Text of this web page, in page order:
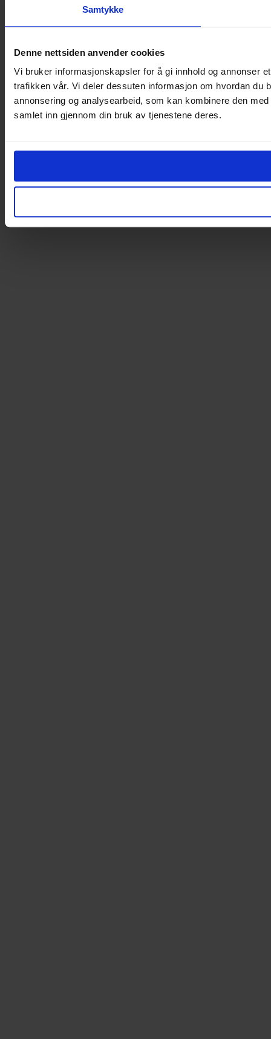
Samtykke
Denne nettsiden anvender cookies
Vi bruker informasjonskapsler for å gi innhold og annonser
trafikken vår. Vi deler dessuten informasjon om hvordan du
annonsering og analysearbeid, som kan kombinere den
samlet inn gjennom din bruk av tjenestene deres.